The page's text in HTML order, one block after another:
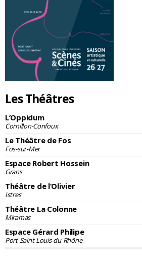
Les Théâtres
L’Oppidum
Cornillon-Confoux
Le Théâtre de Fos
Fos-sur-Mer
Espace Robert Hossein
Grans
Théâtre de l’Olivier
Istres
Théâtre La Colonne
Miramas
Espace Gérard Philipe
Port-Saint-Louis-du-Rhône